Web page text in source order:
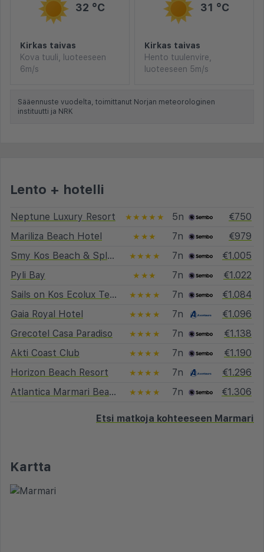
32 °C
Kirkas taivas
Kova tuuli, luoteeseen
6m/s
31 °C
Kirkas taivas
Hento tuulenvire,
luoteeseen 5m/s
Sääennuste vuodelta, toimittanut Norjan meteorologinen
instituutti ja NRK
Lento + hotelli
Neptune Luxury Resort ★★★★★ 5n
€750
Mariliza Beach Hotel
★★★ 7n
€979
Smy Kos Beach & Splash
★★★★ 7n
€1.005
Pyli Bay
★★★ 7n
€1.022
Sails on Kos Ecolux Tented Village
★★★★ 7n
€1.084
Gaia Royal Hotel
★★★★ 7n
€1.096
Grecotel Casa Paradiso
★★★★ 7n
€1.138
Akti Coast Club
★★★★ 7n
€1.190
Horizon Beach Resort
★★★★ 7n
€1.296
Atlantica Marmari Beach
★★★★ 7n €1.306
Etsi matkoja kohteeseen Marmari
Kartta